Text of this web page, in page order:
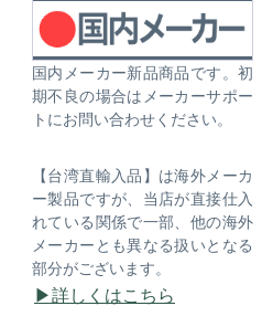
国内メーカー新品商品です。初
期不良の場合はメーカーサポー
トにお問い合わせください。
【台湾直輸入品】は海外メーカ
ー製品ですが、当店が直接仕入
れている関係で一部、他の海外
メーカーとも異なる扱いとなる
部分がございます。
詳しくはこちら